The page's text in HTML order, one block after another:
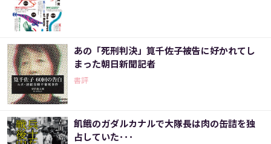
あの「死刑判決」筧千佐子被告に好かれてし
まった朝日新聞記者
書評
飢餓のガダルカナルで大隊長は肉の缶詰を独
占していた･･･